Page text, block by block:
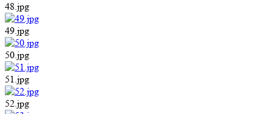
48.jpg
49.jpg
50.jpg
51.jpg
52.jpg